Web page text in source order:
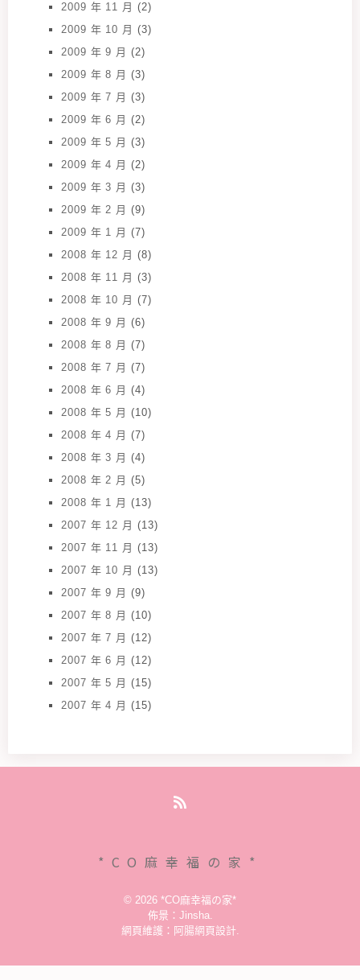
2009 年 11 月 (2)
2009 年 10 月 (3)
2009 年 9 月 (2)
2009 年 8 月 (3)
2009 年 7 月 (3)
2009 年 6 月 (2)
2009 年 5 月 (3)
2009 年 4 月 (2)
2009 年 3 月 (3)
2009 年 2 月 (9)
2009 年 1 月 (7)
2008 年 12 月 (8)
2008 年 11 月 (3)
2008 年 10 月 (7)
2008 年 9 月 (6)
2008 年 8 月 (7)
2008 年 7 月 (7)
2008 年 6 月 (4)
2008 年 5 月 (10)
2008 年 4 月 (7)
2008 年 3 月 (4)
2008 年 2 月 (5)
2008 年 1 月 (13)
2007 年 12 月 (13)
2007 年 11 月 (13)
2007 年 10 月 (13)
2007 年 9 月 (9)
2007 年 8 月 (10)
2007 年 7 月 (12)
2007 年 6 月 (12)
2007 年 5 月 (15)
2007 年 4 月 (15)
*CO麻幸福の家*
© 2026 *CO麻幸福の家*
佈景： Jinsha.
網頁維護： 阿腸網頁設計.